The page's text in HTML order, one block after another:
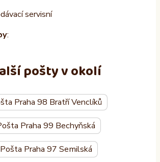
servisní
:
pošty v okolí
Praha 98 Bratří Venclíků
Praha 99 Bechyňská
Pošta Praha 97 Semilská